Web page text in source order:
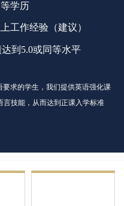
学历
工作经验（建议）
到5.0或同等水平
要求的学生，我们提供英语强化课
言技能，从而达到正课入学标准